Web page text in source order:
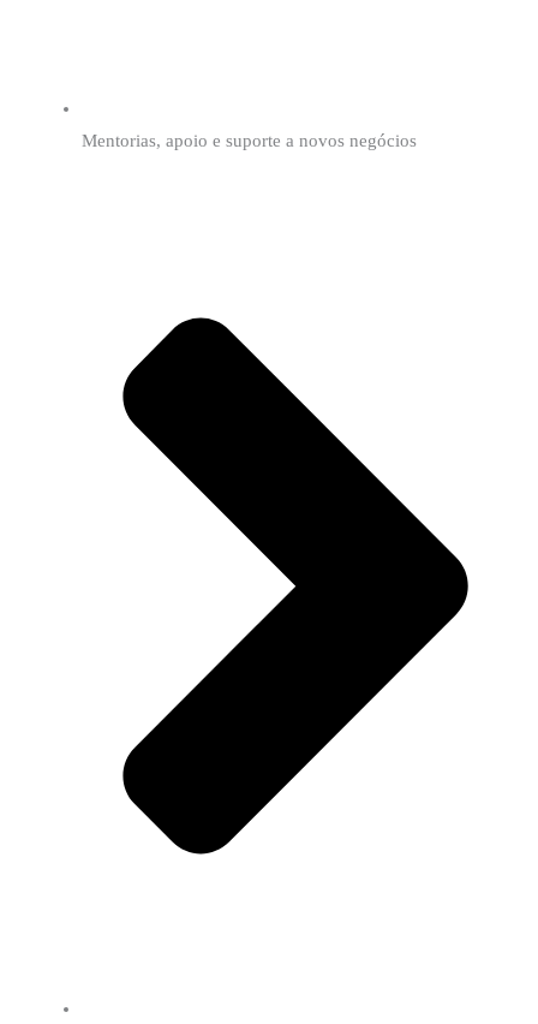
Mentorias, apoio e suporte a novos negócios